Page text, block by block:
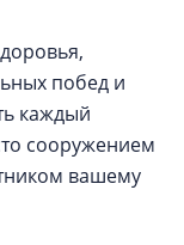
побед и
каждый
сооружением
вашему